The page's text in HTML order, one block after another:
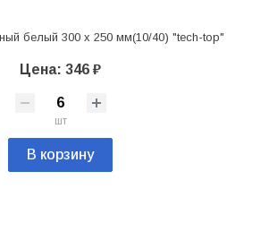
белый 300 х 250 мм(10/40) "tech-top"
Цена: 346 ₽
шт
В корзину